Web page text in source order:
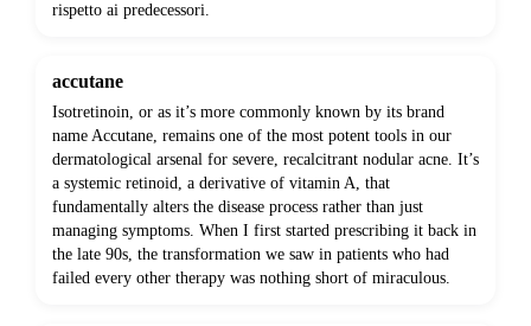
rispetto ai predecessori.
accutane
Isotretinoin, or as it’s more commonly known by its brand
name Accutane, remains one of the most potent tools in our
dermatological arsenal for severe, recalcitrant nodular acne. It’s
a systemic retinoid, a derivative of vitamin A, that
fundamentally alters the disease process rather than just
managing symptoms. When I first started prescribing it back in
the late 90s, the transformation we saw in patients who had
failed every other therapy was nothing short of miraculous.